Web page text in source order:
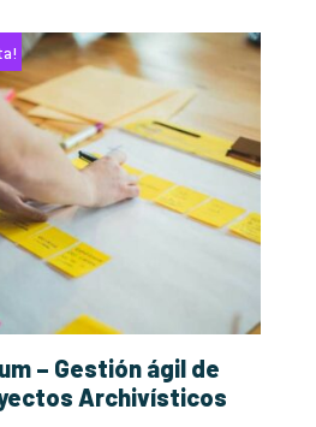
– Gestión ágil de
Archivísticos